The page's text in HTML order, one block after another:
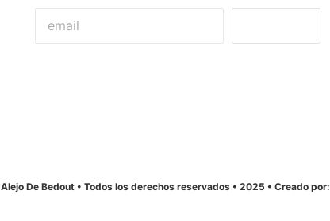
Alejo De Bedout • Todos los derechos reservados • 2025 • Creado por: